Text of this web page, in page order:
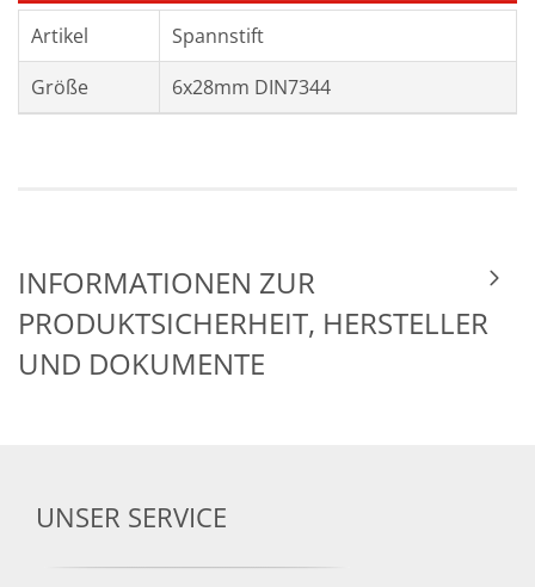
Artikel
Spannstift
Größe
6x28mm DIN7344
INFORMATIONEN ZUR
PRODUKTSICHERHEIT, HERSTELLER
UND DOKUMENTE
UNSER SERVICE